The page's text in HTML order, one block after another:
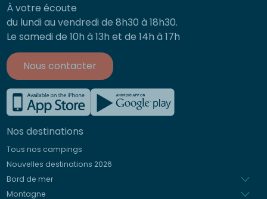
À votre écoute
du lundi au vendredi de 8h30 à 18h30.
Le samedi de 10h à 13h et de 14h à 17h
Nous contacter
Nos destinations
Tous nos campings
Nouvelles destinations 2026
Bord de mer
Montagne